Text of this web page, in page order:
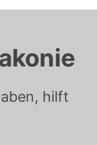
hilft